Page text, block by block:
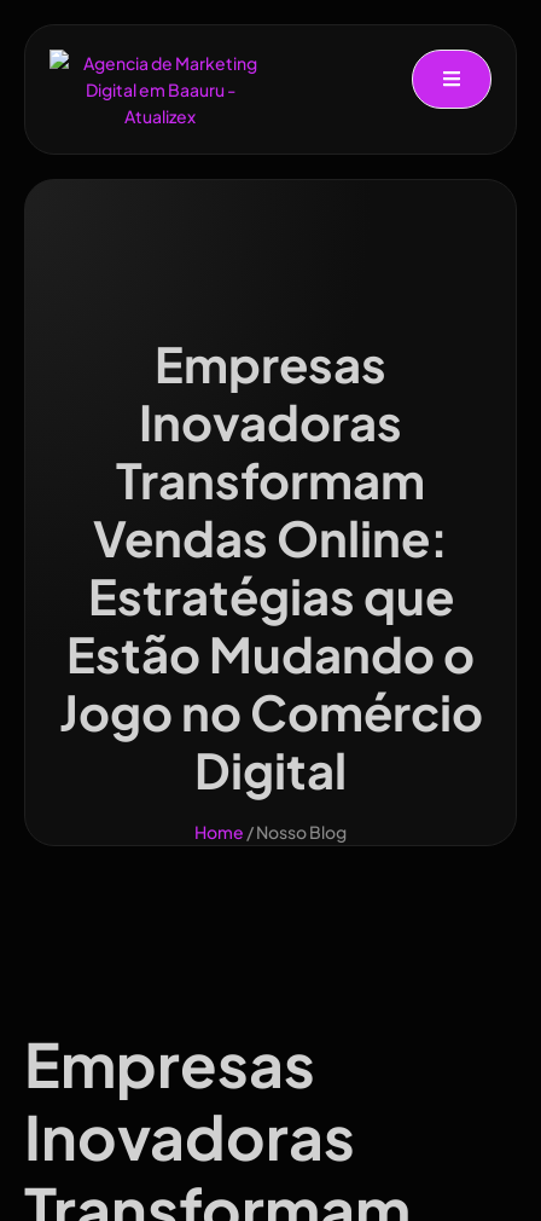
Empresas
Inovadoras
Transformam
Vendas Online:
Estratégias que
Estão Mudando o
Jogo no Comércio
Digital
Home / Nosso Blog
Empresas
Inovadoras